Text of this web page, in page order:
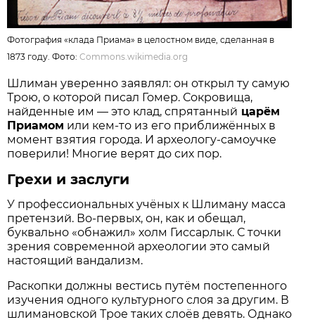
Фотография «клада Приама» в целостном виде, сделанная в
1873 году. Фото:Commons.wikimedia.org
Шлиман уверенно заявлял: он открыл ту самую
Трою, о которой писал Гомер. Сокровища,
найденные им — это клад, спрятанный царём
Приамом или кем-то из его приближённых в
момент взятия города. И археологу-самоучке
поверили! Многие верят до сих пор.
Грехи и заслуги
У профессиональных учёных к Шлиману масса
претензий. Во-первых, он, как и обещал,
буквально «обнажил» холм Гиссарлык. С точки
зрения современной археологии это самый
настоящий вандализм.
Раскопки должны вестись путём постепенного
изучения одного культурного слоя за другим. В
шлимановской Трое таких слоёв девять. Однако